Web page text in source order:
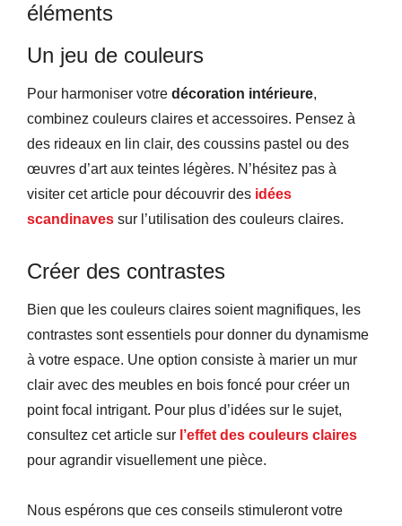
éléments
Un jeu de couleurs
Pour harmoniser votre décoration intérieure,
combinez couleurs claires et accessoires. Pensez à
des rideaux en lin clair, des coussins pastel ou des
œuvres d’art aux teintes légères. N’hésitez pas à
visiter cet article pour découvrir des idées
scandinaves sur l’utilisation des couleurs claires.
Créer des contrastes
Bien que les couleurs claires soient magnifiques, les
contrastes sont essentiels pour donner du dynamisme
à votre espace. Une option consiste à marier un mur
clair avec des meubles en bois foncé pour créer un
point focal intrigant. Pour plus d’idées sur le sujet,
consultez cet article sur l’effet des couleurs claires
pour agrandir visuellement une pièce.
Nous espérons que ces conseils stimuleront votre